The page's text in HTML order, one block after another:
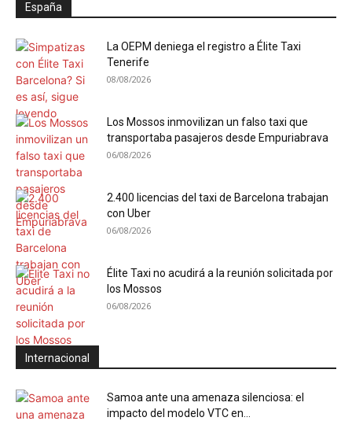
España
La OEPM deniega el registro a Élite Taxi
Tenerife
08/08/2026
Los Mossos inmovilizan un falso taxi que
transportaba pasajeros desde Empuriabrava
06/08/2026
2.400 licencias del taxi de Barcelona trabajan
con Uber
06/08/2026
Élite Taxi no acudirá a la reunión solicitada por
los Mossos
06/08/2026
Internacional
Samoa ante una amenaza silenciosa: el
impacto del modelo VTC en...